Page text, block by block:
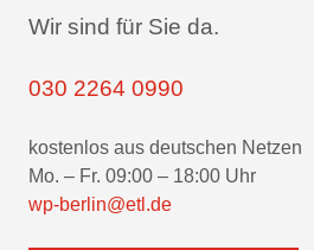
Wir sind für Sie da.
030 2264 0990
kostenlos aus deutschen Netzen
Mo. – Fr. 09:00 – 18:00 Uhr
wp-berlin@etl.de